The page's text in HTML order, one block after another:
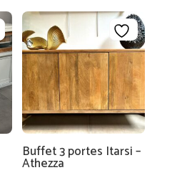
Buffet 3 portes Itarsi –
Athezza